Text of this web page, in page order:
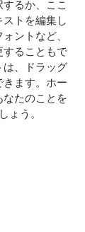
するか、ここ
トを編集し
ントなど、
することもで
は、ドラッグ
ます。ホー
なたのことを
ょう。